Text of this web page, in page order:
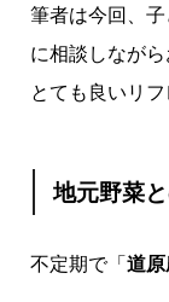
筆者は今回、
に相談しなが
とても良いリ
地元野菜
不定期で「道